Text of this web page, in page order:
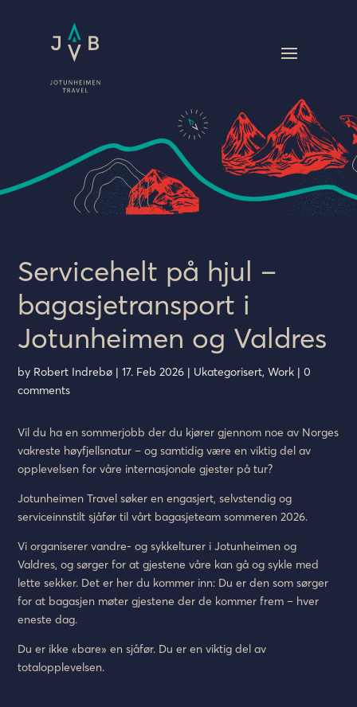
Servicehelt på hjul –
bagasjetransport i
Jotunheimen og Valdres
by Robert Indrebø |17. Feb 2026 | Ukategorisert,Work |0
comments
Vil du ha en sommerjobb der du kjører gjennom noe av Norges
vakreste høyfjellsnatur – og samtidig være en viktig del av
opplevelsen for våre internasjonale gjester på tur?
Jotunheimen Travel søker en engasjert, selvstendig og
serviceinnstilt sjåfør til vårt bagasjeteam sommeren 2026.
Vi organiserer vandre- og sykkelturer i Jotunheimen og
Valdres, og sørger for at gjestene våre kan gå og sykle med
lette sekker. Det er her du kommer inn: Du er den som sørger
for at bagasjen møter gjestene der de kommer frem – hver
eneste dag.
Du er ikke «bare» en sjåfør. Du er en viktig del av
totalopplevelsen.